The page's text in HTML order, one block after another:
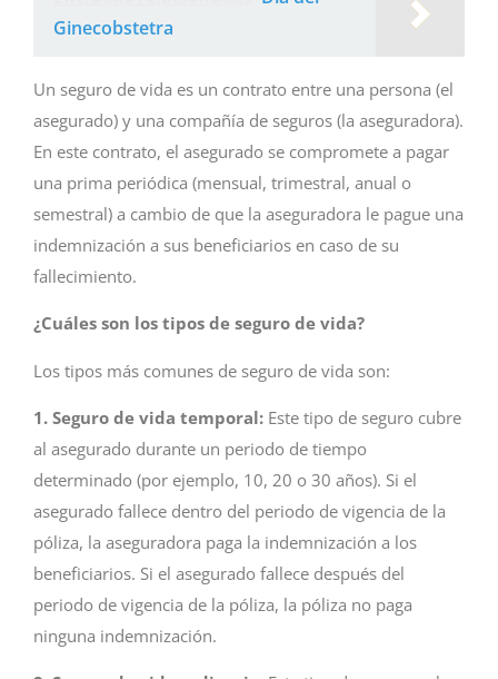
Ginecobstetra
Un seguro de vida es un contrato entre una persona (el
asegurado) y una compañía de seguros (la aseguradora).
En este contrato, el asegurado se compromete a pagar
una prima periódica (mensual, trimestral, anual o
semestral) a cambio de que la aseguradora le pague una
indemnización a sus beneficiarios en caso de su
fallecimiento.
¿Cuáles son los tipos de seguro de vida?
Los tipos más comunes de seguro de vida son:
1. Seguro de vida temporal: Este tipo de seguro cubre
al asegurado durante un periodo de tiempo
determinado (por ejemplo, 10, 20 o 30 años). Si el
asegurado fallece dentro del periodo de vigencia de la
póliza, la aseguradora paga la indemnización a los
beneficiarios. Si el asegurado fallece después del
periodo de vigencia de la póliza, la póliza no paga
ninguna indemnización.